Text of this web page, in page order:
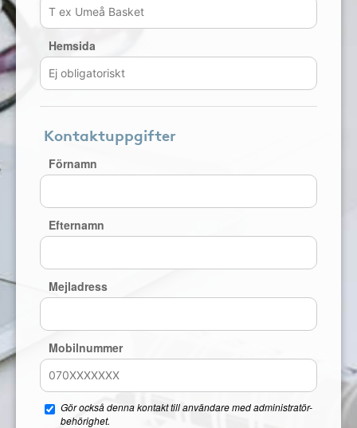
Hemsida
Kontaktuppgifter
Förnamn
Efternamn
Mejladress
Mobilnummer
Gör också denna kontakt till användare med administratör-
behörighet.